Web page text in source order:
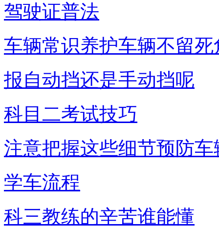
驾驶证普法
车辆常识养护车辆不留死
报自动挡还是手动挡呢
科目二考试技巧
注意把握这些细节预防车
学车流程
科三教练的辛苦谁能懂